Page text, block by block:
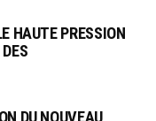
HAUTE PRESSION
DU NOUVEAU